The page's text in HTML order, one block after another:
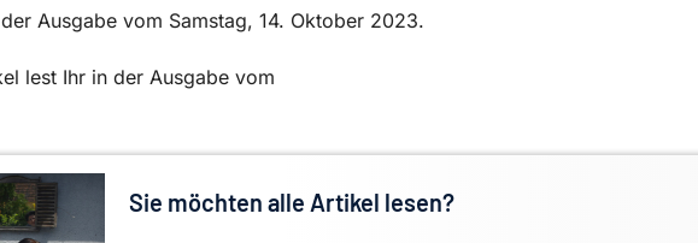
Ausgabe vom Samstag, 14. Oktober 2023.
lest Ihr in der Ausgabe vom
Sie möchten alle Artikel lesen?